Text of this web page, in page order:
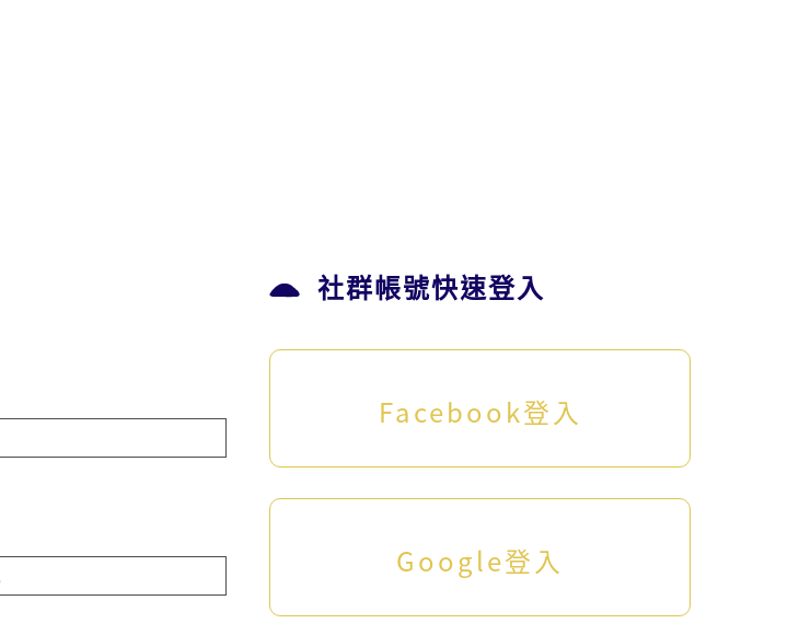
社群帳號快速登入
Facebook登入
Google登入